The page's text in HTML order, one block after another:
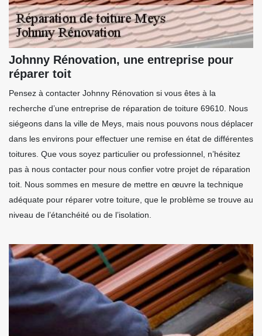
Johnny Rénovation, une entreprise pour
réparer toit
Pensez à contacter Johnny Rénovation si vous êtes à la
recherche d’une entreprise de réparation de toiture 69610. Nous
siégeons dans la ville de Meys, mais nous pouvons nous déplacer
dans les environs pour effectuer une remise en état de différentes
toitures. Que vous soyez particulier ou professionnel, n’hésitez
pas à nous contacter pour nous confier votre projet de réparation
toit. Nous sommes en mesure de mettre en œuvre la technique
adéquate pour réparer votre toiture, que le problème se trouve au
niveau de l’étanchéité ou de l’isolation.